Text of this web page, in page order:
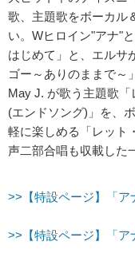
歌、主題歌をボーカル
い。Wヒロイン"アナ"
はじめて」と、エルサ
ゴー～ありのままで～
May J. が歌う主題歌
(エンドソング)」を、
軽に楽しめる「レット
声二部合唱も収載した
>>【特設ページ】「ア
>>【特設ページ】「ア